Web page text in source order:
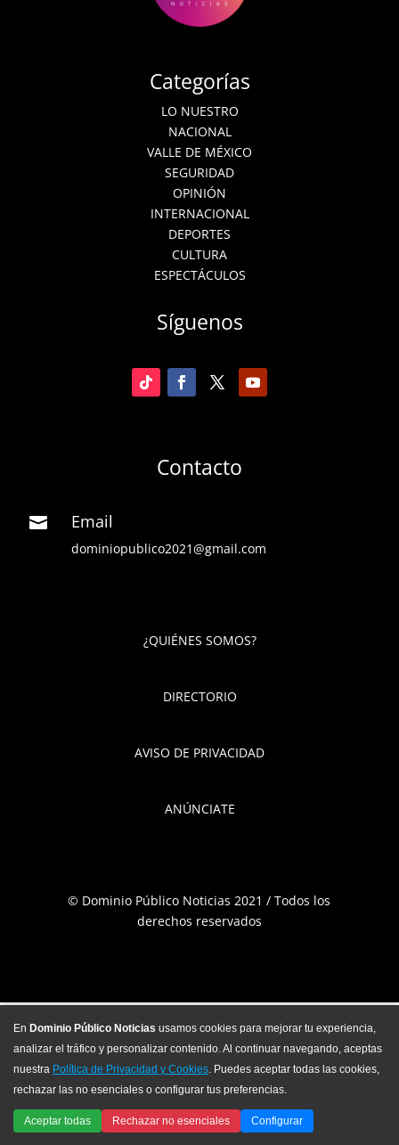
Categorías
LO NUESTRO
NACIONAL
VALLE DE MÉXICO
SEGURIDAD
OPINIÓN
INTERNACIONAL
DEPORTES
CULTURA
ESPECTÁCULOS
Síguenos
Contacto
 Email
dominiopublico2021@gmail.com
¿QUIÉNES SOMOS?
DIRECTORIO
AVISO DE PRIVACIDAD
ANÚNCIATE
© Dominio Público Noticias 2021 / Todos los
derechos reservados
En Dominio Público Noticias usamos cookies para mejorar tu experiencia,
analizar el tráfico y personalizar contenido. Al continuar navegando, aceptas
nuestra Política de Privacidad y Cookies. Puedes aceptar todas las cookies,
rechazar las no esenciales o configurar tus preferencias.
Aceptar todas Rechazar no esenciales Configurar